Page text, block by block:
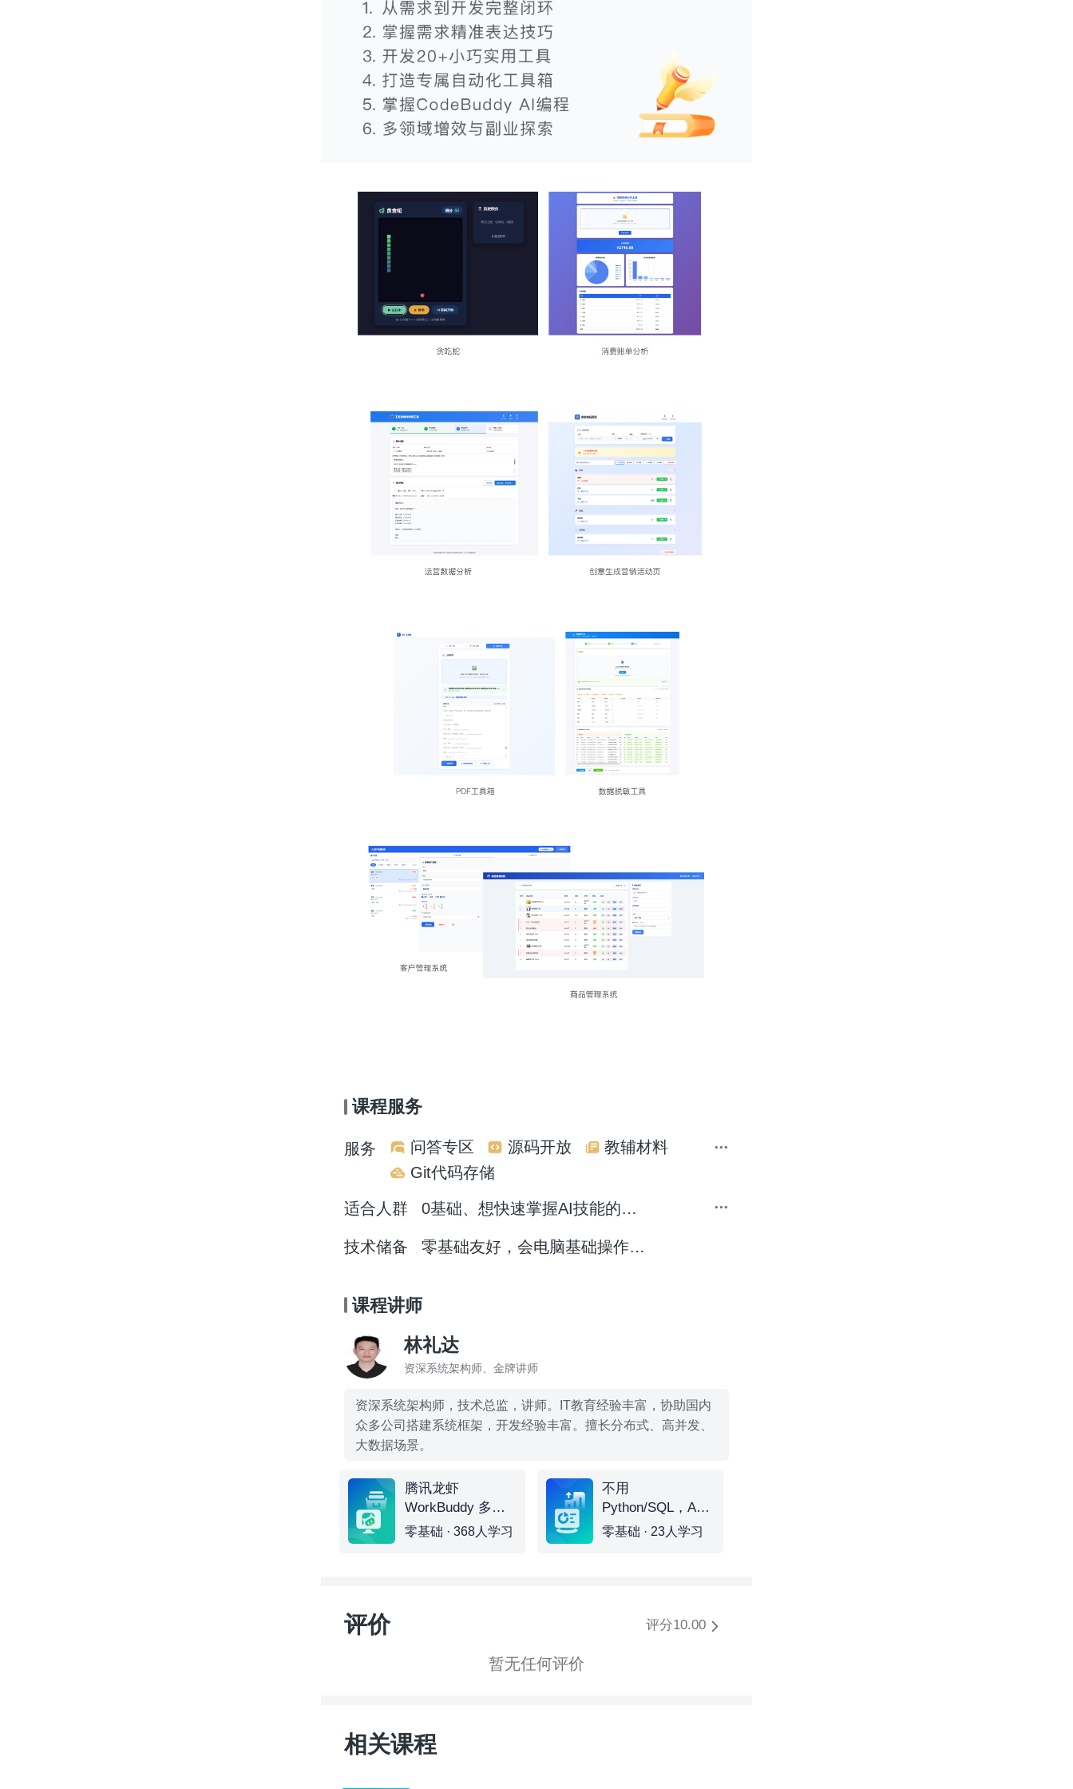
课程服务
服务 问答专区 源码开放
教辅材料
Git代码存储
适合人群 0基础、想快速掌握AI技能的普通人
技术储备 零基础友好，会电脑基础操作即可
课程讲师
林礼达
资深系统架构师、金牌讲师
资深系统架构师，技术总监，讲师。IT教育经验丰富，协助国内
众多公司搭建系统框架，开发经验丰富。擅长分布式、高并发、
大数据场景。
腾讯龙虾
WorkBuddy 多场
景 AI 办公新范式
零基础 · 368人学习
不用
Python/SQL，AI
数据分析实战课
零基础 · 23人学习
评价 评分10.00
暂无任何评价
相关课程